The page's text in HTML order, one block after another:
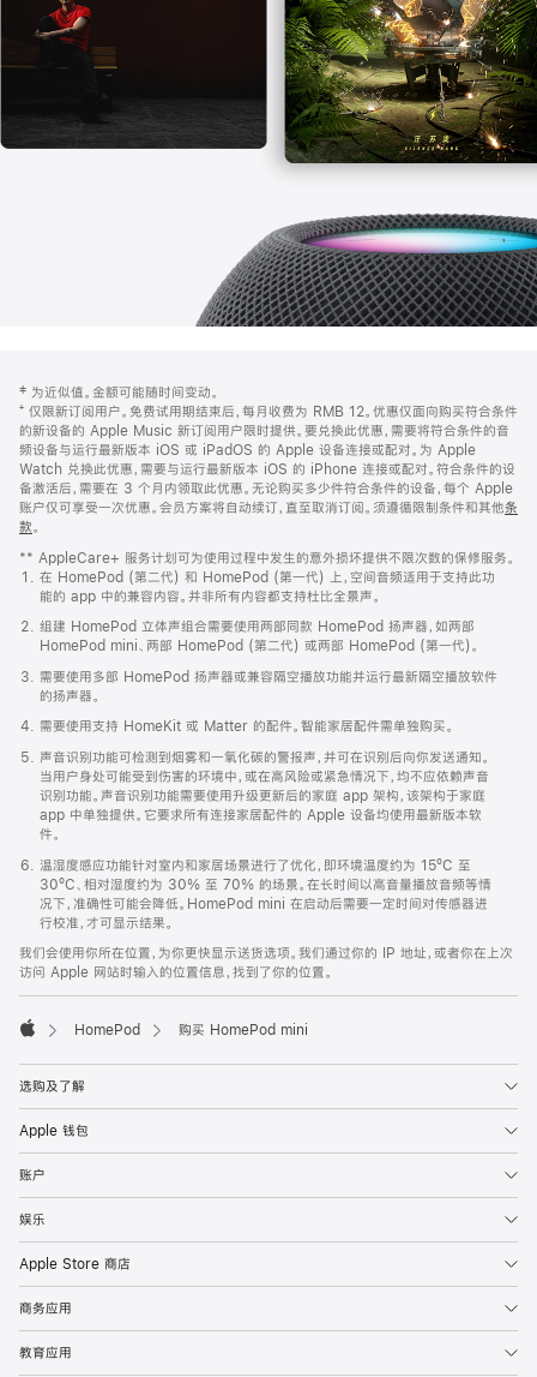
页
页
脚
注
‡ 为近似值。金额可能随时间变动。
⁺ 仅限新订阅用户。免费试用期结束后，每月收费为 RMB 12。优惠仅面向购买符合条件
的新设备的 Apple Music 新订阅用户限时提供。要兑换此优惠，需要将符合条件的音
频设备与运行最新版本 iOS 或 iPadOS 的 Apple 设备连接或配对。为 Apple
Watch 兑换此优惠，需要与运行最新版本 iOS 的 iPhone 连接或配对。符合条件的设
备激活后，需要在 3 个月内领取此优惠。无论购买多少件符合条件的设备，每个 Apple
账户仅可享受一次优惠。会员方案将自动续订，直至取消订阅。须遵循限制条件和其他条
款。
窗
口
中
打
开)
** AppleCare+ 服务计划可为使用过程中发生的意外损坏提供不限次数的保修服务。
在 HomePod (第二代) 和 HomePod (第一代) 上，空间音频适用于支持此功
能的 app 中的兼容内容。并非所有内容都支持杜比全景声。
组建 HomePod 立体声组合需要使用两部同款 HomePod 扬声器，如两部
HomePod mini、两部 HomePod (第二代) 或两部 HomePod (第一代)。
需要使用多部 HomePod 扬声器或兼容隔空播放功能并运行最新隔空播放软件
的扬声器。
需要使用支持 HomeKit 或 Matter 的配件。智能家居配件需单独购买。
声音识别功能可检测到烟雾和一氧化碳的警报声，并可在识别后向你发送通知。
当用户身处可能受到伤害的环境中，或在高风险或紧急情况下，均不应依赖声音
识别功能。声音识别功能需要使用升级更新后的家庭 app 架构，该架构于家庭
app 中单独提供。它要求所有连接家居配件的 Apple 设备均使用最新版本软
件。
温湿度感应功能针对室内和家居场景进行了优化，即环境温度约为 15ºC 至
30ºC、相对湿度约为 30% 至 70% 的场景。在长时间以高音量播放音频等情
况下，准确性可能会降低。HomePod mini 在启动后需要一定时间对传感器进
行校准，才可显示结果。
我们会使用你所在位置，为你更快显示送货选项。我们通过你的 IP 地址，或者你在上次
访问 Apple 网站时输入的位置信息，找到了你的位置。
HomePod 购买 HomePod mini
选购及了解
Apple 钱包
账户
娱乐
Apple Store 商店
商务应用
教育应用